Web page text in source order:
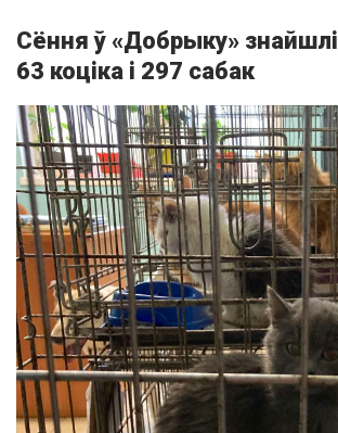
Сёння ў «Добрыку» знайшлі
63 коціка і 297 сабак